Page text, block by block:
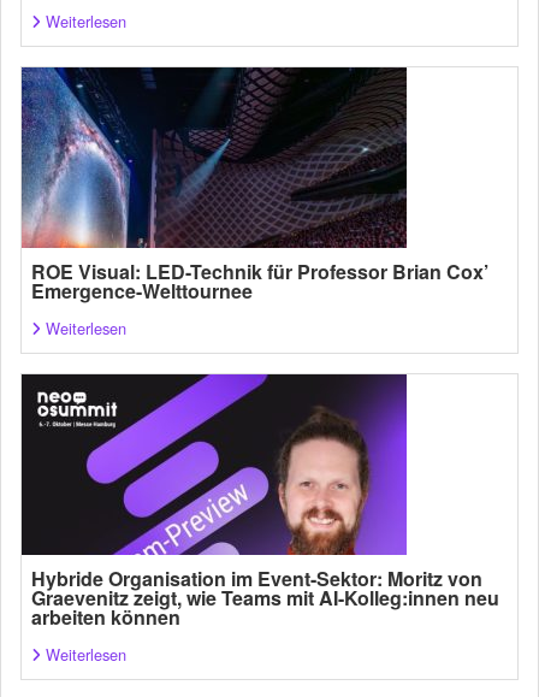
Weiterlesen
ROE Visual: LED-Technik für Professor Brian Cox’
Emergence-Welttournee
Weiterlesen
Hybride Organisation im Event-Sektor: Moritz von
Graevenitz zeigt, wie Teams mit AI-Kolleg:innen neu
arbeiten können
Weiterlesen